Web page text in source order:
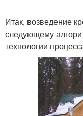
Итак, возведение
следующему
технологии